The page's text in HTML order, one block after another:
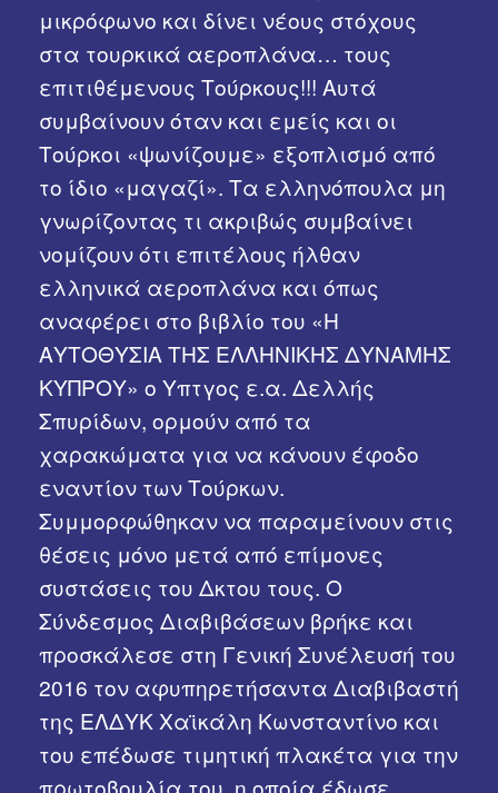
μικρόφωνο και δίνει νέους στόχους
στα τουρκικά αεροπλάνα… τους
επιτιθέμενους Τούρκους!!! Αυτά
συμβαίνουν όταν και εμείς και οι
Τούρκοι «ψωνίζουμε» εξοπλισμό από
το ίδιο «μαγαζί». Τα ελληνόπουλα μη
γνωρίζοντας τι ακριβώς συμβαίνει
νομίζουν ότι επιτέλους ήλθαν
ελληνικά αεροπλάνα και όπως
αναφέρει στο βιβλίο του «Η
ΑΥΤΟΘΥΣΙΑ ΤΗΣ ΕΛΛΗΝΙΚΗΣ ΔΥΝΑΜΗΣ
ΚΥΠΡΟΥ» ο Υπτγος ε.α. Δελλής
Σπυρίδων, ορμούν από τα
χαρακώματα για να κάνουν έφοδο
εναντίον των Τούρκων.
Συμμορφώθηκαν να παραμείνουν στις
θέσεις μόνο μετά από επίμονες
συστάσεις του Δκτου τους. Ο
Σύνδεσμος Διαβιβάσεων βρήκε και
προσκάλεσε στη Γενική Συνέλευσή του
2016 τον αφυπηρετήσαντα Διαβιβαστή
της ΕΛΔΥΚ Χαϊκάλη Κωνσταντίνο και
του επέδωσε τιμητική πλακέτα για την
πρωτοβουλία του, η οποία έδωσε